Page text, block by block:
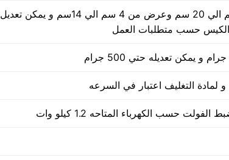
طول الكيس من 5 سم الي 20 سم وعرض من 4 سم الي 14سم و يمكن تعديل
حسب متطلبات العمل